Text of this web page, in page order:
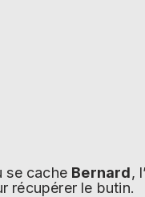
se cache Bernard,
récupérer le butin.